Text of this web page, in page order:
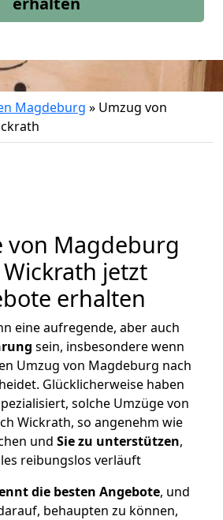
Magdeburg » Umzug von
von Magdeburg
jetzt
erhalten
eine aufregende, aber auch
sein, insbesondere wenn
Umzug von Magdeburg nach
Glücklicherweise haben
solche Umzüge von
Wickrath, so angenehm wie
und Sie zu unterstützen,
reibungslos verläuft
die besten Angebote, und
behaupten zu können,